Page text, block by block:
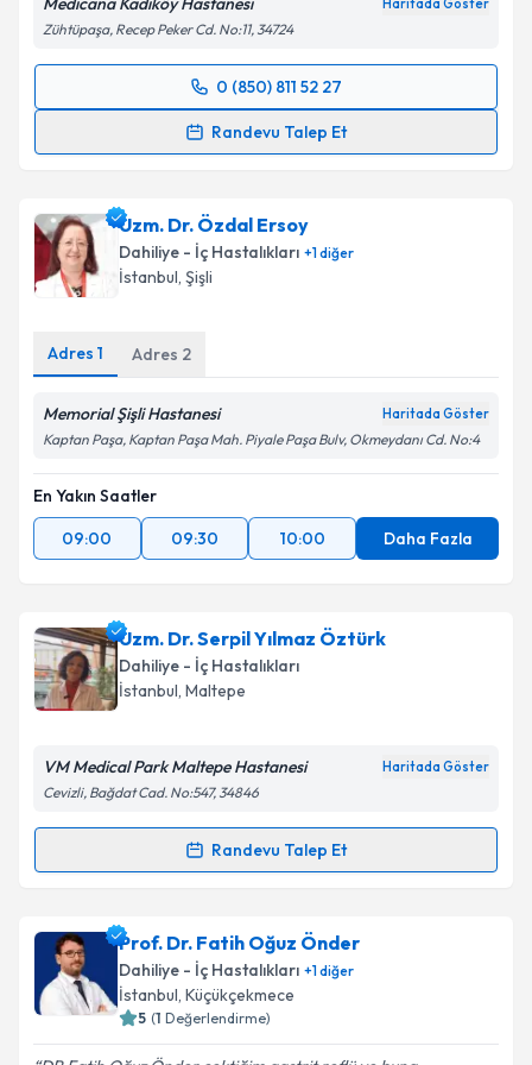
Haritada Göster
Zühtüpaşa, Recep Peker Cd. No:11, 34724
0 (850) 811 52 27
Randevu Talep Et
Randevu Takvimi Talebi
takvim hazırlandığında e-posta ile bilgilendireceğiz.
E-posta Adresiniz
Metni'ni okudum ve kişisel verilerimin belirtilen
kapsamda işlenmesini kabul ediyorum.
Takvim Talebini Gönder
Uzm. Dr. Özdal Ersoy
Dahiliye - İç Hastalıkları +1diğer
İstanbul, Şişli
Adres 1 Adres 2
Memorial Şişli Hastanesi Haritada Göster
Kaptan Paşa, Kaptan Paşa Mah. Piyale Paşa Bulv, Okmeydanı Cd. No:4
En Yakın Saatler
09:00
09:30 10:00 Daha Fazla
Uzm. Dr. Serpil Yılmaz Öztürk
Dahiliye - İç Hastalıkları
İstanbul, Maltepe
VM Medical Park Maltepe Hastanesi Haritada Göster
Cevizli, Bağdat Cad. No:547, 34846
Randevu Talep Et
Randevu Takvimi Talebi
Uzm. Dr. Serpil Yılmaz Öztürkiçin randevu takvimi
talebi oluşturun. Size bu uzmandan randevu almanız
için bir takvim hazırlandığında e-posta ile
bilgilendireceğiz.
E-posta Adresiniz
Prof. Dr. Fatih Oğuz Önder
Dahiliye - İç Hastalıkları +1diğer
İstanbul, Küçükçekmece
5 (1 Değerlendirme)